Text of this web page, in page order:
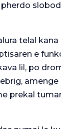
Me
telal
e
lil, po
amenge
prekal